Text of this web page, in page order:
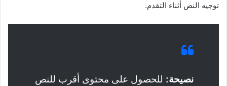
توجيه النص أثناء التقدم.
نصيحة: للحصول على محتوى أقرب للنص